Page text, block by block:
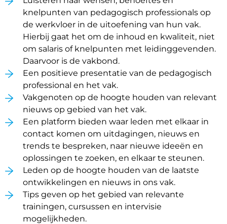
knelpunten van pedagogisch professionals op
de werkvloer in de uitoefening van hun vak.
Hierbij gaat het om de inhoud en kwaliteit, niet
om salaris of knelpunten met leidinggevenden.
Daarvoor is de vakbond.
Een positieve presentatie van de pedagogisch
professional en het vak.
Vakgenoten op de hoogte houden van relevant
nieuws op gebied van het vak.
Een platform bieden waar leden met elkaar in
contact komen om uitdagingen, nieuws en
trends te bespreken, naar nieuwe ideeën en
oplossingen te zoeken, en elkaar te steunen.
Leden op de hoogte houden van de laatste
ontwikkelingen en nieuws in ons vak.
Tips geven op het gebied van relevante
trainingen, cursussen en intervisie
mogelijkheden.